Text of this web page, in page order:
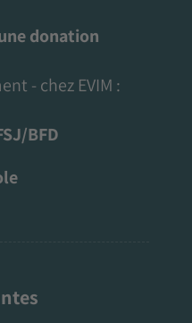
donation
- chez EVIM :
BFD